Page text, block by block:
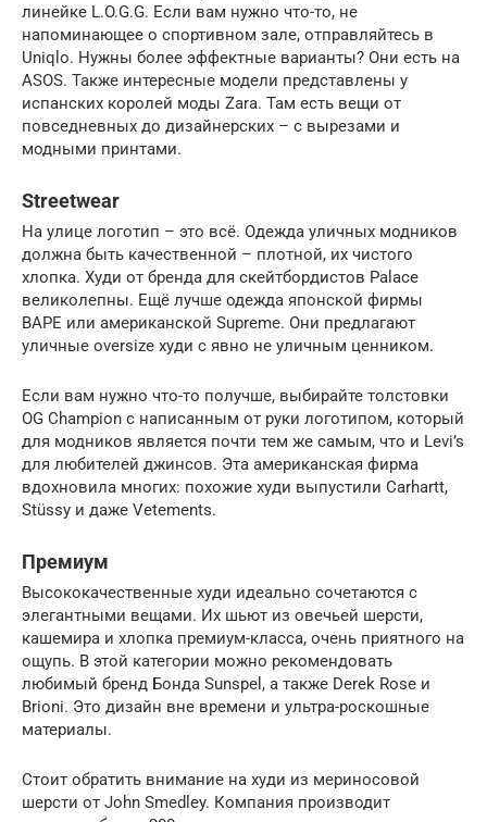
линейке L.O.G.G. Если вам нужно что-то, не
напоминающее о спортивном зале, отправляйтесь в
Uniqlo. Нужны более эффектные варианты? Они есть на
ASOS. Также интересные модели представлены у
испанских королей моды Zara. Там есть вещи от
повседневных до дизайнерских – с вырезами и
модными принтами.
Streetwear
На улице логотип – это всё. Одежда уличных модников
должна быть качественной – плотной, их чистого
хлопка. Худи от бренда для скейтбордистов Palace
великолепны. Ещё лучше одежда японской фирмы
BAPE или американской Supreme. Они предлагают
уличные oversize худи с явно не уличным ценником.
Если вам нужно что-то получше, выбирайте толстовки
OG Champion с написанным от руки логотипом, который
для модников является почти тем же самым, что и Levi’s
для любителей джинсов. Эта американская фирма
вдохновила многих: похожие худи выпустили Carhartt,
Stüssy и даже Vetements.
Премиум
Высококачественные худи идеально сочетаются с
элегантными вещами. Их шьют из овечьей шерсти,
кашемира и хлопка премиум-класса, очень приятного на
ощупь. В этой категории можно рекомендовать
любимый бренд Бонда Sunspel, а также Derek Rose и
Brioni. Это дизайн вне времени и ультра-роскошные
материалы.
Стоит обратить внимание на худи из мериносовой
шерсти от John Smedley. Компания производит